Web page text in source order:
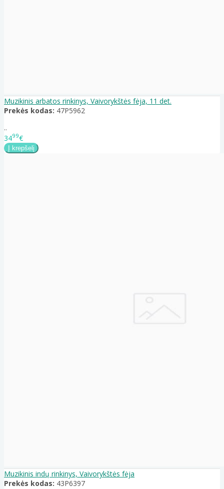
Muzikinis arbatos rinkinys, Vaivorykštės fėja, 11 det.
Prekės kodas: 47P5962
..
3499€
Muzikinis indų rinkinys, Vaivorykštės fėja
Prekės kodas: 43P6397